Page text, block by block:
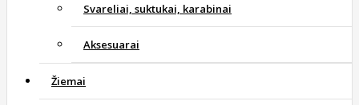
Svareliai, suktukai, karabinai
Aksesuarai
Žiemai